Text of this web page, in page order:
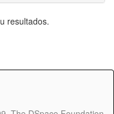
resultados.